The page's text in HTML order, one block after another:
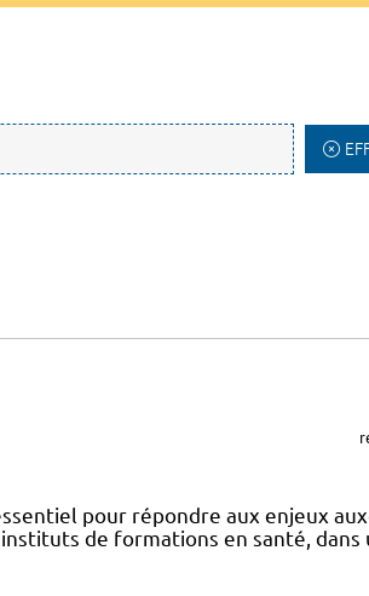
pour répondre aux enjeux
de formations en santé, dans